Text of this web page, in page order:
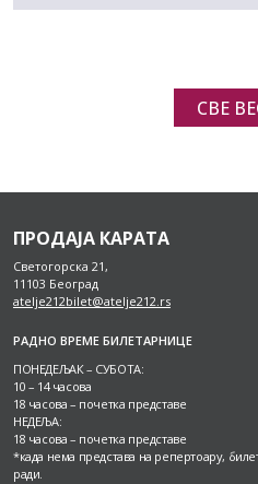
СВЕ
ПРОДАЈА КАРАТА
Светогорска 21,
11103 Београд
atelje212bilet@atelje212.rs
РАДНО ВРЕМЕ БИЛЕТАРНИЦЕ
ПОНЕДЕЉАК – СУБОТА:
10 – 14 часова
18 часова – почетка представе
НЕДЕЉА:
18 часова – почетка представе
*када нема представа на репертоару,
ради.